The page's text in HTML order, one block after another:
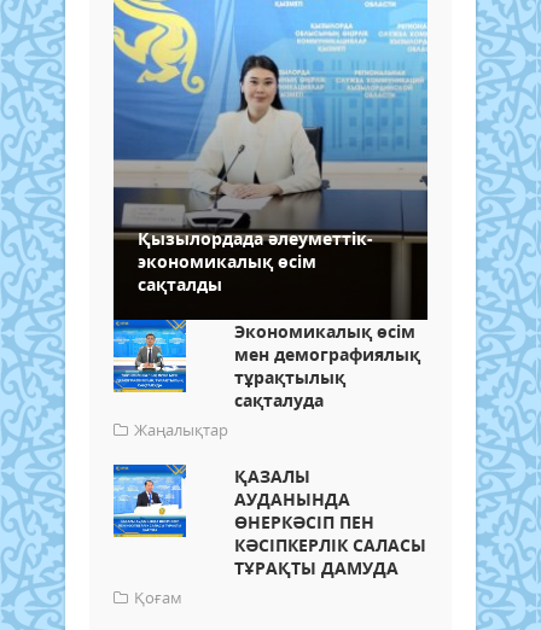
Қызылордада әлеуметтік-
экономикалық өсім
сақталды
Экономикалық өсім
мен демографиялық
тұрақтылық
сақталуда
Жаңалықтар
ҚАЗАЛЫ
АУДАНЫНДА
ӨНЕРКӘСІП ПЕН
КӘСІПКЕРЛІК САЛАСЫ
ТҰРАҚТЫ ДАМУДА
Қоғам